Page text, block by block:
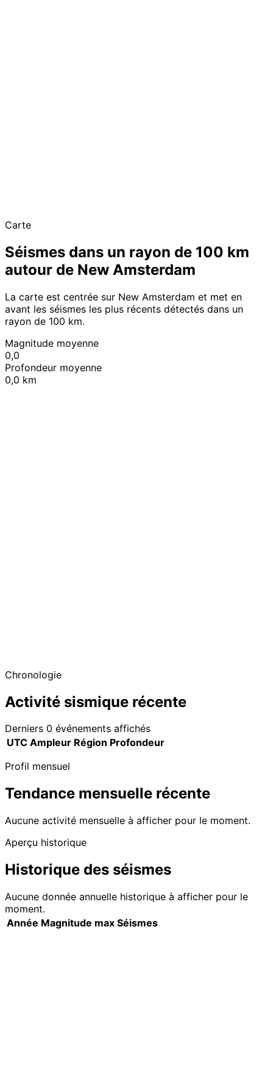
Carte
Séismes dans un rayon de 100 km
autour de New Amsterdam
La carte est centrée sur New Amsterdam et met en
avant les séismes les plus récents détectés dans un
rayon de 100 km.
Magnitude moyenne
0,0
Profondeur moyenne
0,0 km
Chronologie
Activité sismique récente
Derniers 0 événements affichés
UTC Ampleur Région Profondeur
Profil mensuel
Tendance mensuelle récente
Aucune activité mensuelle à afficher pour le moment.
Aperçu historique
Historique des séismes
Aucune donnée annuelle historique à afficher pour le
moment.
Année Magnitude max Séismes